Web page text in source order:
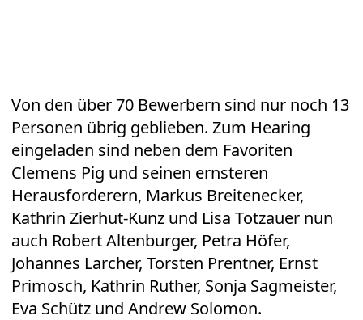
Von den über 70 Bewerbern sind nur noch 13
Personen übrig geblieben. Zum Hearing
eingeladen sind neben dem Favoriten
Clemens Pig und seinen ernsteren
Herausforderern, Markus Breitenecker,
Kathrin Zierhut-Kunz und Lisa Totzauer nun
auch Robert Altenburger, Petra Höfer,
Johannes Larcher, Torsten Prentner, Ernst
Primosch, Kathrin Ruther, Sonja Sagmeister,
Eva Schütz und Andrew Solomon.